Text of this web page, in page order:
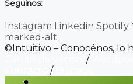
Seguinos:
Instagram Linkedin Spotify
marked-alt
©Intuitivo – Conocénos, lo
/
/